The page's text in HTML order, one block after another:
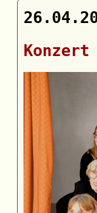
Konzert